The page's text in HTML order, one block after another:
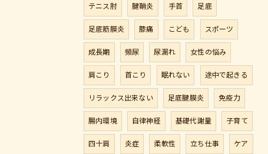
テニス肘 腱鞘炎 手首 足底
足底筋膜炎 膝痛 こども スポーツ
成長期 頻尿 尿漏れ 女性の悩み
肩こり 首こり 眠れない 途中で起きる
リラックス出来ない 足底腱膜炎 免疫力
腸内環境 自律神経 基礎代謝量 子育て
四十肩 炎症 柔軟性 立ち仕事 ケア